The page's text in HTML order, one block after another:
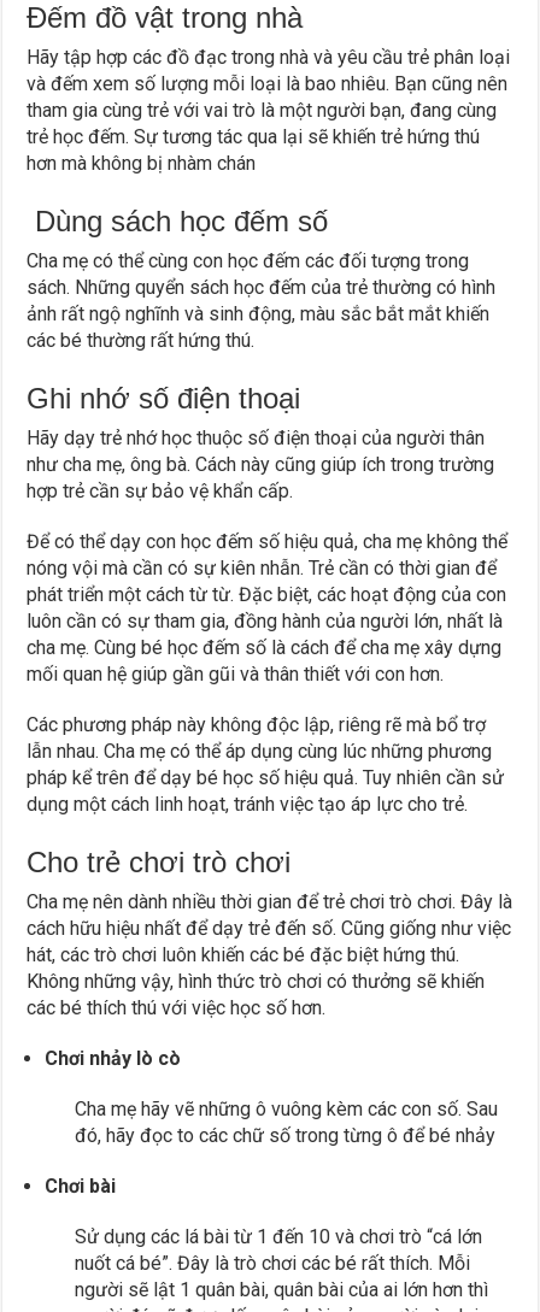
Đếm đồ vật trong nhà
Hãy tập hợp các đồ đạc trong nhà và yêu cầu trẻ phân loại
và đếm xem số lượng mỗi loại là bao nhiêu. Bạn cũng nên
tham gia cùng trẻ với vai trò là một người bạn, đang cùng
trẻ học đếm. Sự tương tác qua lại sẽ khiến trẻ hứng thú
hơn mà không bị nhàm chán
Dùng sách học đếm số
Cha mẹ có thể cùng con học đếm các đối tượng trong
sách. Những quyển sách học đếm của trẻ thường có hình
ảnh rất ngộ nghĩnh và sinh động, màu sắc bắt mắt khiến
các bé thường rất hứng thú.
Ghi nhớ số điện thoại
Hãy dạy trẻ nhớ học thuộc số điện thoại của người thân
như cha mẹ, ông bà. Cách này cũng giúp ích trong trường
hợp trẻ cần sự bảo vệ khẩn cấp.
Để có thể dạy con học đếm số hiệu quả, cha mẹ không thể
nóng vội mà cần có sự kiên nhẫn. Trẻ cần có thời gian để
phát triển một cách từ từ. Đặc biệt, các hoạt động của con
luôn cần có sự tham gia, đồng hành của người lớn, nhất là
cha mẹ. Cùng bé học đếm số là cách để cha mẹ xây dựng
mối quan hệ giúp gần gũi và thân thiết với con hơn.
Các phương pháp này không độc lập, riêng rẽ mà bổ trợ
lẫn nhau. Cha mẹ có thể áp dụng cùng lúc những phương
pháp kể trên để dạy bé học số hiệu quả. Tuy nhiên cần sử
dụng một cách linh hoạt, tránh việc tạo áp lực cho trẻ.
Cho trẻ chơi trò chơi
Cha mẹ nên dành nhiều thời gian để trẻ chơi trò chơi. Đây là
cách hữu hiệu nhất để dạy trẻ đến số. Cũng giống như việc
hát, các trò chơi luôn khiến các bé đặc biệt hứng thú.
Không những vậy, hình thức trò chơi có thưởng sẽ khiến
các bé thích thú với việc học số hơn.
Chơi nhảy lò cò
Cha mẹ hãy vẽ những ô vuông kèm các con số. Sau
đó, hãy đọc to các chữ số trong từng ô để bé nhảy
Chơi bài
Sử dụng các lá bài từ 1 đến 10 và chơi trò “cá lớn
nuốt cá bé”. Đây là trò chơi các bé rất thích. Mỗi
người sẽ lật 1 quân bài, quân bài của ai lớn hơn thì